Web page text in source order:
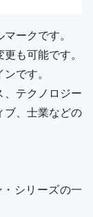
ークです。
も可能です。
です。
テクノロジー
ブ、士業などの
シリーズの一